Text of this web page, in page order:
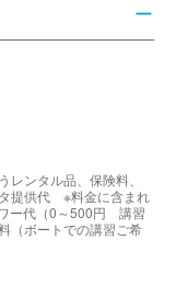
ンタル品、保険料、
提供代 ※料金に含まれ
ー代（0～500円 講習
（ボートでの講習ご希